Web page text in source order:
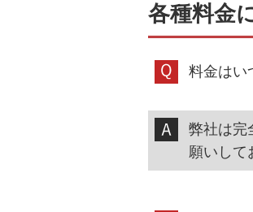
各種料金
料金はい
弊社は完
願いして